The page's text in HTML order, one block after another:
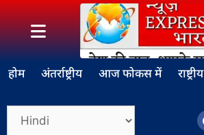
होम अंतर्राष्ट्रीय आज फोकस में राष्ट्रीय